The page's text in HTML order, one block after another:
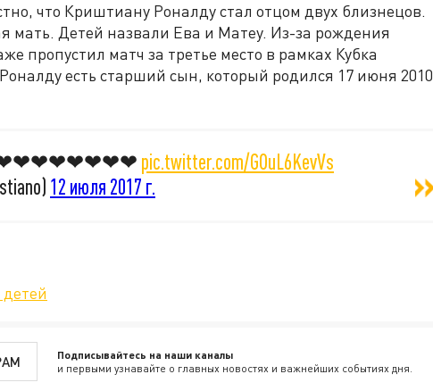
что Криштиану Роналду стал отцом двух близнецов.
мать. Детей назвали Ева и Матеу. Из-за рождения
пропустил матч за третье место в рамках Кубка
есть старший сын, который родился 17 июня 2010
❤❤❤❤❤❤❤❤❤❤ pic.twitter.com/GOuL6KevVs
12 июля 2017 г.
Подписывайтесь на наши каналы
и первыми узнавайте о главных новостях и важнейших событиях дня.